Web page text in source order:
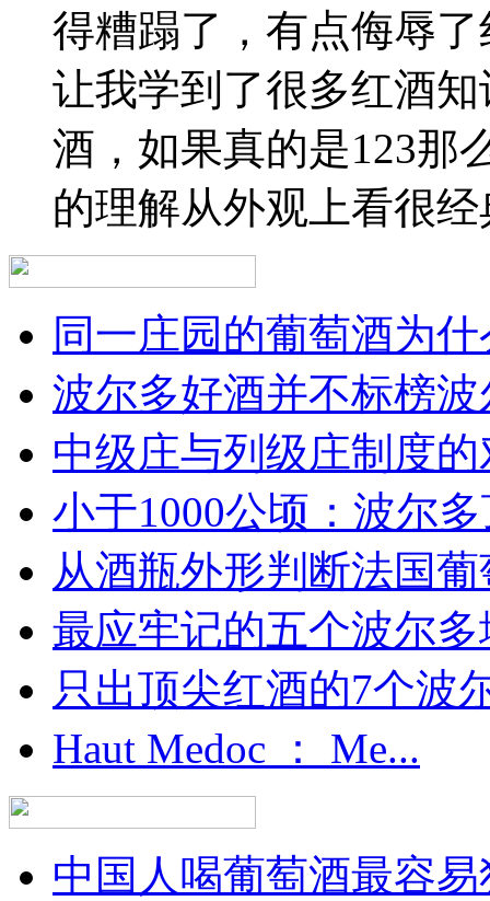
得糟蹋了，有点侮辱
让我学到了很多红酒
酒，如果真的是123那
的理解从外观上看很
同一庄园的葡萄酒为
波尔多好酒并不标榜
中级庄与列级庄制度
小于1000公顷：波尔
从酒瓶外形判断法国
最应牢记的五个波尔多
只出顶尖红酒的7个波
Haut Medoc ： Me...
中国人喝葡萄酒最容